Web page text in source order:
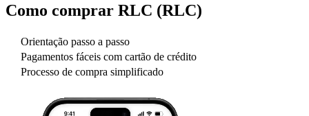
Como comprar RLC (RLC)
Orientação passo a passo
Pagamentos fáceis com cartão de crédito
Processo de compra simplificado